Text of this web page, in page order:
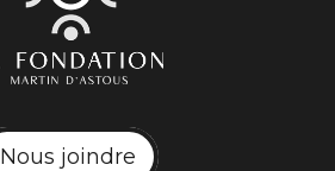
Nous joindre